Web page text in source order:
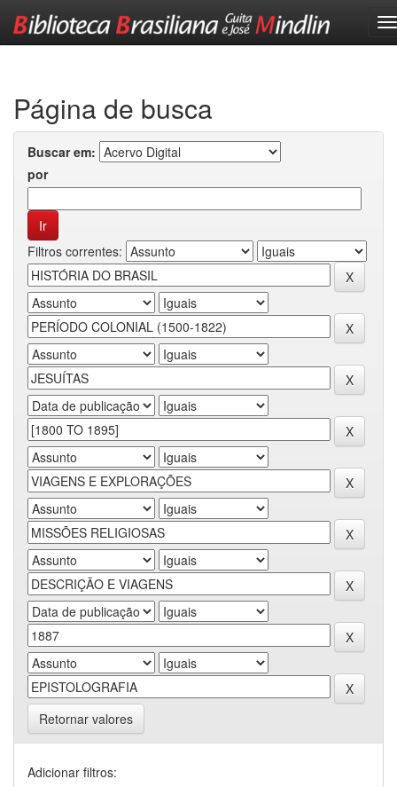
Página de busca
Buscar em:
por
Filtros correntes:
Retornar valores
Adicionar filtros: